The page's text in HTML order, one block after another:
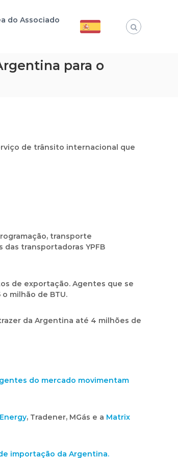
do Associado
para o
de trânsito internacional que
transporte
transportadoras YPFB
de exportação. Agentes que se
o milhão de BTU.
da Argentina até 4 milhões de
do mercado movimentam
, Tradener, MGás e a Matrix
importação da Argentina.